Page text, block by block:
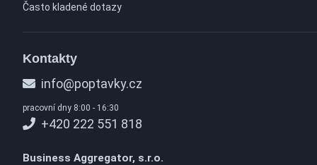
Často kladené dotazy
Kontakty
info@poptavky.cz
pracovní dny 8:00 - 16:30
+420 222 551 818
Business Aggregator, s.r.o.